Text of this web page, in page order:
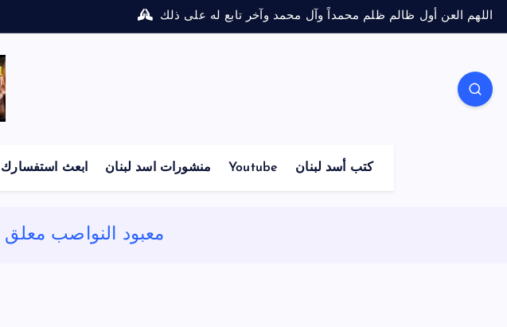
اللهم العن أول ظالم ظلم محمداً وآل محمد وآخر تابع له على ذلك
ابعث استفسارك منشورات اسد لبنان Youtube كتب أسد لبنان
معبود النواصب